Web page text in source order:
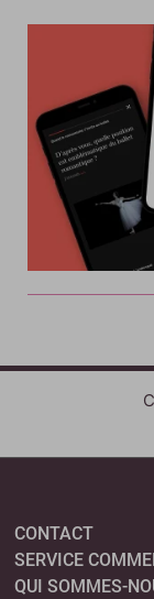
CONTACT
SERVICE
QUI SOMMES-